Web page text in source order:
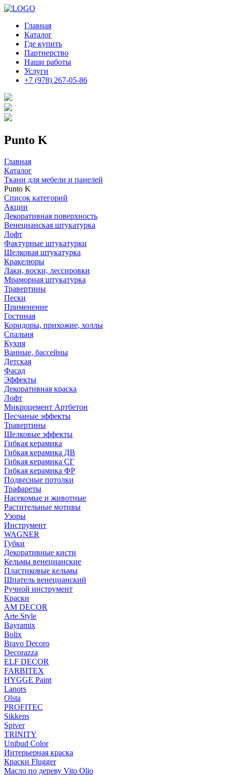
Главная
Каталог
Где купить
Партнерство
Наши работы
Услуги
+7 (978) 267-05-86
Punto K
Главная
Каталог
Ткани для мебели и панелей
Punto K
Список категорий
Акции
Декоративная поверхность
Венецианская штукатурка
Лофт
Фактурные штукатурки
Шелковая штукатурка
Кракелюры
Лаки, воски, лессировки
Мраморная штукатурка
Травертины
Пески
Применение
Гостиная
Коридоры, прихожие, холлы
Спальня
Кухня
Ванные, бассейны
Детская
Фасад
Эффекты
Декоративная краска
Лофт
Микроцемент Артбетон
Песчаные эффекты
Травертины
Шелковые эффекты
Гибкая керамика
Гибкая керамика ДВ
Гибкая керамика СГ
Гибкая керамика ФР
Подвесные потолки
Трафареты
Насекомые и животные
Растительные мотивы
Узоры
Инструмент
WAGNER
Губки
Декоративные кисти
Кельмы венецианские
Пластиковые кельмы
Шпатель венецианский
Ручной инструмент
Краски
AM DECOR
Arte.Style
Bayramix
Bolix
Bravo Decoro
Decorazza
ELF DECOR
FARBITEX
HYGGE Paint
Lanors
Olsta
PROFITEC
Sikkens
Spiver
TRINITY
Unibud Color
Интерьерная краска
Краски Flugger
Масло по дереву Vito Olio